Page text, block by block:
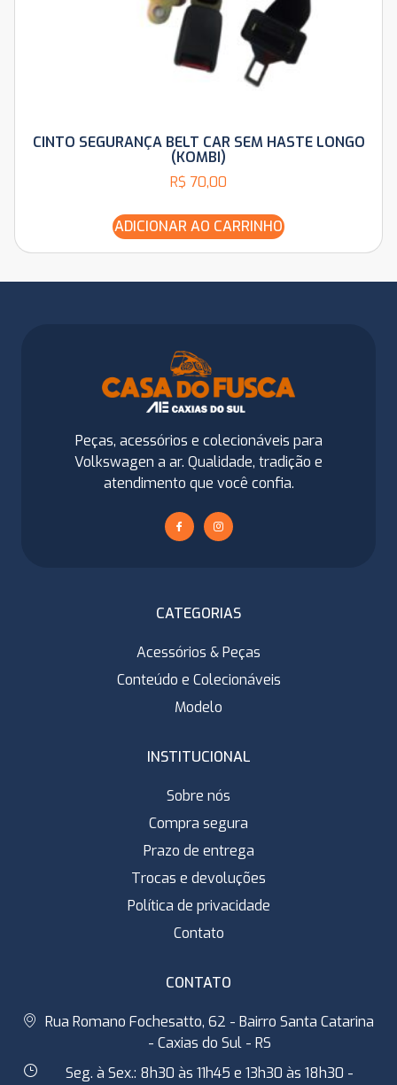
CINTO SEGURANÇA BELT CAR SEM HASTE LONGO
(KOMBI)
R$ 70,00
ADICIONAR AO CARRINHO
Peças, acessórios e colecionáveis para
Volkswagen a ar. Qualidade, tradição e
atendimento que você confia.
CATEGORIAS
Acessórios & Peças
Conteúdo e Colecionáveis
Modelo
INSTITUCIONAL
Sobre nós
Compra segura
Prazo de entrega
Trocas e devoluções
Política de privacidade
Contato
CONTATO
Rua Romano Fochesatto, 62 - Bairro Santa Catarina
- Caxias do Sul - RS
Seg. à Sex.: 8h30 às 11h45 e 13h30 às 18h30 -